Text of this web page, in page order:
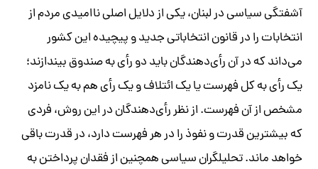
آشفتگی سیاسی در لبنان، یکی از دلایل اصلی ناامیدی مردم از
انتخابات را در قانون انتخاباتی جدید و پیچیده این کشور
می‌داند که در آن رأی‌دهندگان باید دو رأی به صندوق بیندازند؛
یک رأی به کل فهرست یا یک ائتلاف و یک رأی هم به یک نامزد
مشخص از آن فهرست. از نظر رأی‌دهندگان در این روش، فردی
که بیشترین قدرت و نفوذ را در هر فهرست دارد، در قدرت باقی
خواهد ماند. تحلیلگران سیاسی همچنین از فقدان پرداختن به